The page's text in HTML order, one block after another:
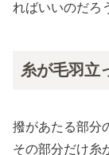
ればいいのだろ
糸が毛羽立
撥があたる部分
その部分だけ糸